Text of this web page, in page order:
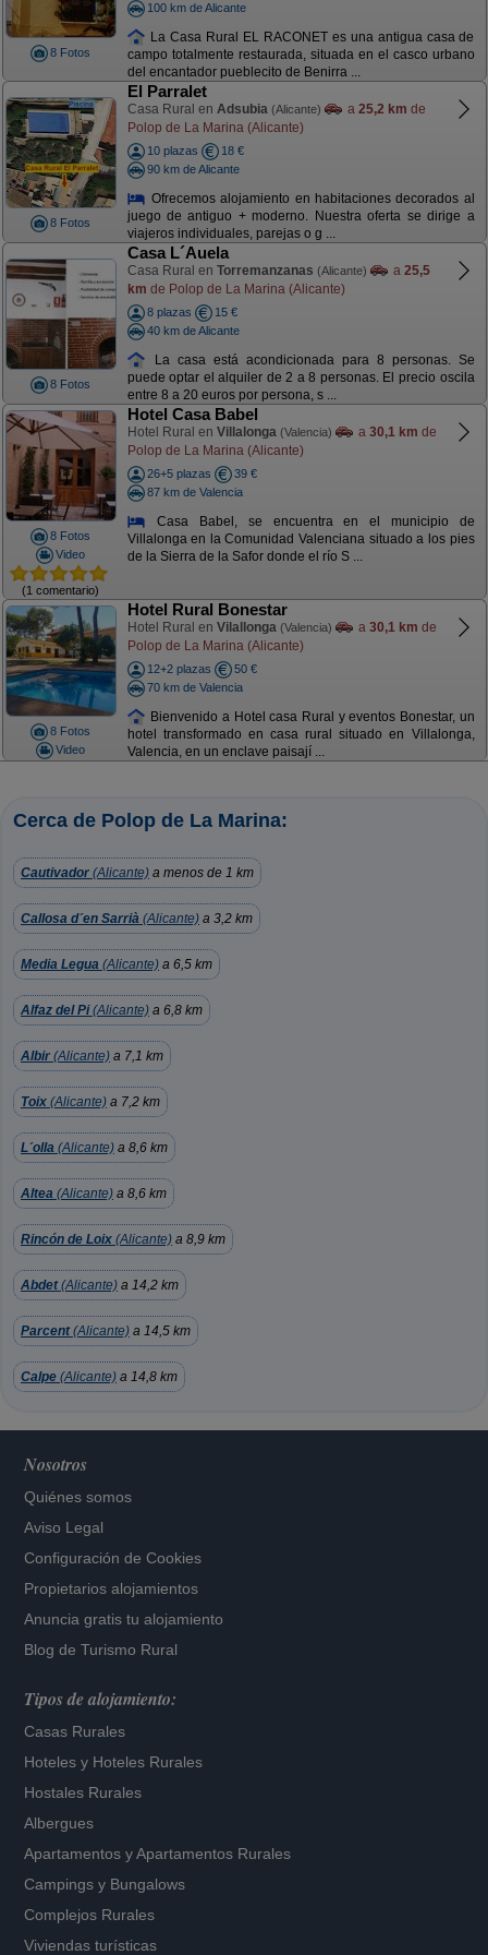
8 Fotos
100 km de Alicante
La Casa Rural EL RACONET es una antigua casa de
campo totalmente restaurada, situada en el casco urbano
del encantador pueblecito de Benirra ...
8 Fotos
El Parralet
Casa Rural en Adsubia (Alicante) a 25,2 km de
Polop de La Marina (Alicante)
10 plazas
18 €
90 km de Alicante
Ofrecemos alojamiento en habitaciones decorados al
juego de antiguo + moderno. Nuestra oferta se dirige a
viajeros individuales, parejas o g ...
8 Fotos
Casa L´Auela
Casa Rural en Torremanzanas (Alicante) a 25,5
km de Polop de La Marina (Alicante)
8 plazas
15 €
40 km de Alicante
La casa está acondicionada para 8 personas. Se
puede optar el alquiler de 2 a 8 personas. El precio oscila
entre 8 a 20 euros por persona, s ...
8 Fotos
Video
(1 comentario)
Hotel Casa Babel
Hotel Rural en Villalonga (Valencia) a 30,1 km de
Polop de La Marina (Alicante)
26+5 plazas
39 €
87 km de Valencia
Casa Babel, se encuentra en el municipio de
Villalonga en la Comunidad Valenciana situado a los pies
de la Sierra de la Safor donde el río S ...
8 Fotos
Video
Hotel Rural Bonestar
Hotel Rural en Vilallonga (Valencia) a 30,1 km de
Polop de La Marina (Alicante)
12+2 plazas
50 €
70 km de Valencia
Bienvenido a Hotel casa Rural y eventos Bonestar, un
hotel transformado en casa rural situado en Villalonga,
Valencia, en un enclave paisají ...
Cerca de Polop de La Marina:
Cautivador (Alicante) a menos de 1 km
Callosa d´en Sarrià (Alicante) a 3,2 km
Media Legua (Alicante) a 6,5 km
Alfaz del Pi(Alicante) a 6,8 km
Albir (Alicante) a 7,1 km
Toix (Alicante) a 7,2 km
L´olla (Alicante) a 8,6 km
Altea (Alicante) a 8,6 km
Rincón de Loix (Alicante) a 8,9 km
Abdet(Alicante) a 14,2 km
Parcent(Alicante) a 14,5 km
Calpe (Alicante) a 14,8 km
Nosotros
Quiénes somos
Aviso Legal
Configuración de Cookies
Propietarios alojamientos
Anuncia gratis tu alojamiento
Blog de Turismo Rural
Tipos de alojamiento:
Casas Rurales
Hoteles y Hoteles Rurales
Hostales Rurales
Albergues
Apartamentos yApartamentos Rurales
Campings y Bungalows
Complejos Rurales
Viviendas turísticas